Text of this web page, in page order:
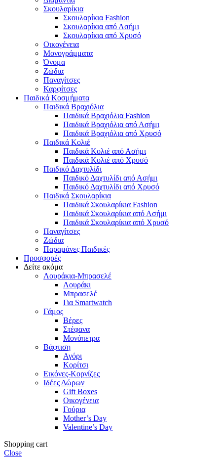
Σκουλαρίκια
Σκουλαρίκια Fashion
Σκουλαρίκια από Ασήμι
Σκουλαρίκια από Χρυσό
Οικογένεια
Μονογράμματα
Όνομα
Ζώδια
Παναγίτσες
Καρφίτσες
Παιδικά Κοσμήματα
Παιδικά Βραχιόλια
Παιδικά Βραχιόλια Fashion
Παιδικά Βραχιόλια από Ασήμι
Παιδικά Βραχιόλια από Χρυσό
Παιδικά Κολιέ
Παιδικά Κολιέ από Ασήμι
Παιδικά Κολιέ από Χρυσό
Παιδικό Δαχτυλίδι
Παιδικό Δαχτυλίδι από Ασήμι
Παιδικό Δαχτυλίδι από Χρυσό
Παιδικά Σκουλαρίκια
Παιδικά Σκουλαρίκια Fashion
Παιδικά Σκουλαρίκια από Ασήμι
Παιδικά Σκουλαρίκια από Χρυσό
Παναγίτσες
Ζώδια
Παραμάνες Παιδικές
Προσφορές
Δείτε ακόμα
Λουράκια-Μπρασελέ
Λουράκι
Μπρασελέ
Για Smartwatch
Γάμος
Βέρες
Στέφανα
Μονόπετρα
Βάφτιση
Αγόρι
Κορίτσι
Εικόνες-Κορνίζες
Ιδέες Δώρων
Gift Boxes
Οικογένεια
Γούρια
Mother’s Day
Valentine’s Day
Shopping cart
Close